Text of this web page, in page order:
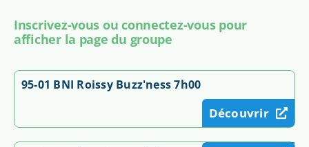
Inscrivez-vous ou connectez-vous pour
afficher la page du groupe
95-01 BNI Roissy Buzz'ness 7h00
Découvrir